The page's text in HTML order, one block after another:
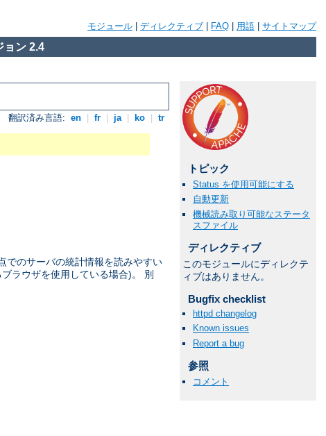
モジュール ディレクティブ FAQ 用語 サイトマップ
ョン 2.4
翻訳済み言語: en fr ja ko tr
でのサーバの統計情報を読みやすい
ラウザを使用している場合)。 別
トピック
Status を使用可能にする
自動更新
機械読み取り可能なステータ
スファイル
ディレクティブ
このモジュールにディレクテ
ィブはありません。
Bugfix checklist
httpd changelog
Known issues
Report a bug
参照
コメント